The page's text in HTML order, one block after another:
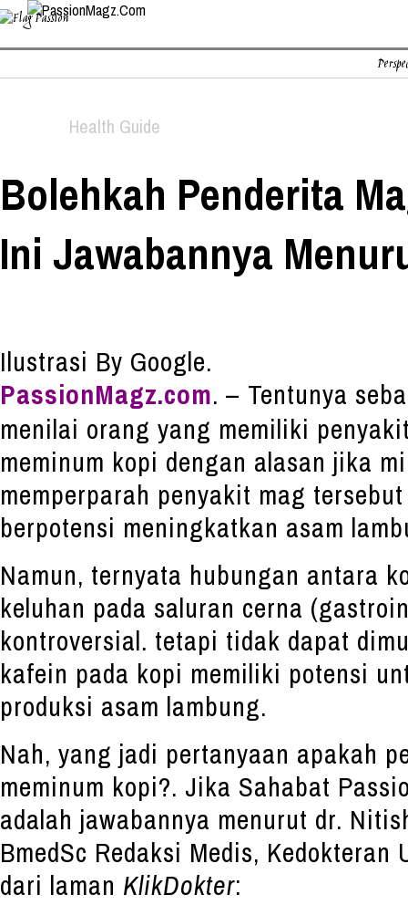
Health Guide
Bolehkah Penderita
Ini Jawabannya
Ilustrasi By Google.
PassionMagz.com. – Tentunya
menilai orang yang memiliki
meminum kopi dengan alasan jika
memperparah penyakit mag
berpotensi meningkatkan asam
Namun, ternyata hubungan antara
keluhan pada saluran cerna
kontroversial. tetapi tidak dapat
kafein pada kopi memiliki potensi
produksi asam lambung.
Nah, yang jadi pertanyaan apakah
meminum kopi?. Jika Sahabat
adalah jawabannya menurut dr.
BmedSc Redaksi Medis,
dari laman KlikDokter: